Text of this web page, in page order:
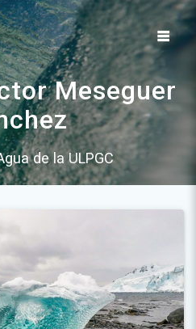
Saltar
al
contenido
Meseguer
de la ULPGC